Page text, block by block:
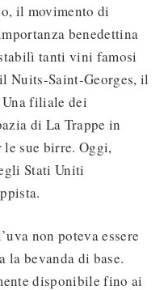
il movimento di
benedettina
tanti vini famosi
Nuits-Saint-Georges, il
filiale dei
di La Trappe in
sue birre. Oggi,
Stati Uniti
non poteva essere
bevanda di base.
disponibile fino ai